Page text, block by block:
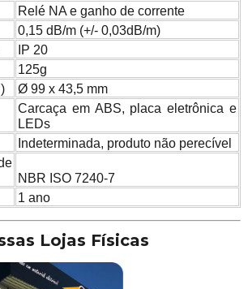
Relé NA e ganho de corrente
0,15 dB/m (+/- 0,03dB/m)
IP 20
125g
Ø 99 x 43,5 mm
Carcaça em ABS, placa eletrônica e
LEDs
Indeterminada, produto não perecível
NBR ISO 7240-7
1 ano
Lojas Físicas